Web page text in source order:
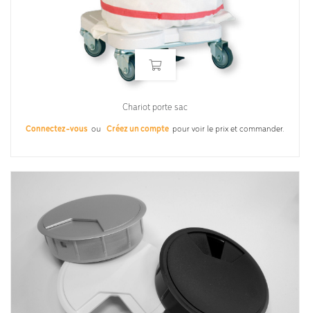
Chariot porte sac
Connectez-vous ou Créez un compte pour voir le prix et commander.